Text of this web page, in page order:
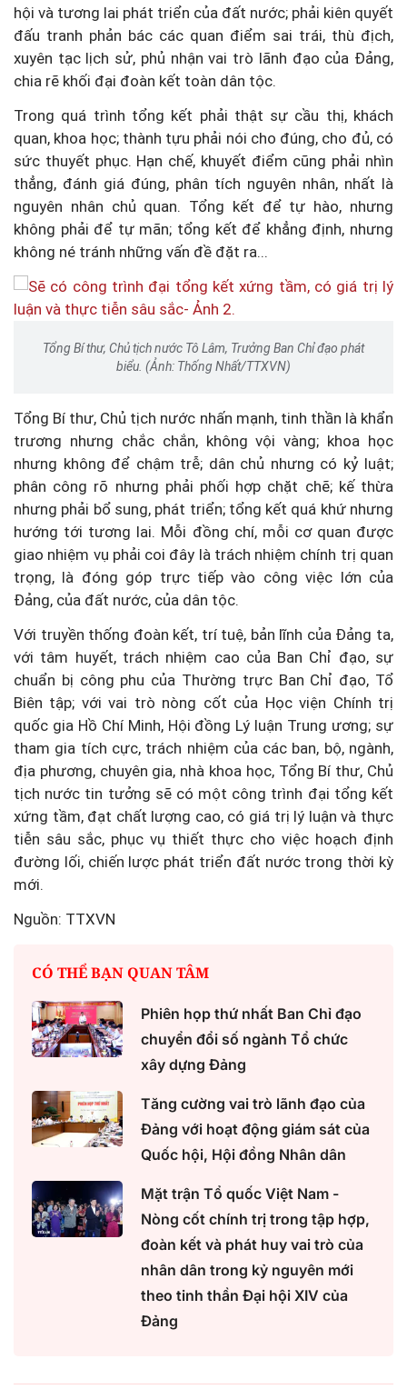
hội và tương lai phát triển của đất nước; phải kiên quyết
đấu tranh phản bác các quan điểm sai trái, thù địch,
xuyên tạc lịch sử, phủ nhận vai trò lãnh đạo của Đảng,
chia rẽ khối đại đoàn kết toàn dân tộc.
Trong quá trình tổng kết phải thật sự cầu thị, khách
quan, khoa học; thành tựu phải nói cho đúng, cho đủ, có
sức thuyết phục. Hạn chế, khuyết điểm cũng phải nhìn
thẳng, đánh giá đúng, phân tích nguyên nhân, nhất là
nguyên nhân chủ quan. Tổng kết để tự hào, nhưng
không phải để tự mãn; tổng kết để khẳng định, nhưng
không né tránh những vấn đề đặt ra...
Tổng Bí thư, Chủ tịch nước Tô Lâm, Trưởng Ban Chỉ đạo phát
biểu. (Ảnh: Thống Nhất/TTXVN)
Tổng Bí thư, Chủ tịch nước nhấn mạnh, tinh thần là khẩn
trương nhưng chắc chắn, không vội vàng; khoa học
nhưng không để chậm trễ; dân chủ nhưng có kỷ luật;
phân công rõ nhưng phải phối hợp chặt chẽ; kế thừa
nhưng phải bổ sung, phát triển; tổng kết quá khứ nhưng
hướng tới tương lai. Mỗi đồng chí, mỗi cơ quan được
giao nhiệm vụ phải coi đây là trách nhiệm chính trị quan
trọng, là đóng góp trực tiếp vào công việc lớn của
Đảng, của đất nước, của dân tộc.
Với truyền thống đoàn kết, trí tuệ, bản lĩnh của Đảng ta,
với tâm huyết, trách nhiệm cao của Ban Chỉ đạo, sự
chuẩn bị công phu của Thường trực Ban Chỉ đạo, Tổ
Biên tập; với vai trò nòng cốt của Học viện Chính trị
quốc gia Hồ Chí Minh, Hội đồng Lý luận Trung ương; sự
tham gia tích cực, trách nhiệm của các ban, bộ, ngành,
địa phương, chuyên gia, nhà khoa học, Tổng Bí thư, Chủ
tịch nước tin tưởng sẽ có một công trình đại tổng kết
xứng tầm, đạt chất lượng cao, có giá trị lý luận và thực
tiễn sâu sắc, phục vụ thiết thực cho việc hoạch định
đường lối, chiến lược phát triển đất nước trong thời kỳ
mới.
Nguồn: TTXVN
CÓ THỂ BẠN QUAN TÂM
Phiên họp thứ nhất Ban Chỉ đạo
chuyển đổi số ngành Tổ chức
xây dựng Đảng
Tăng cường vai trò lãnh đạo của
Đảng với hoạt động giám sát của
Quốc hội, Hội đồng Nhân dân
Mặt trận Tổ quốc Việt Nam -
Nòng cốt chính trị trong tập hợp,
đoàn kết và phát huy vai trò của
nhân dân trong kỷ nguyên mới
theo tinh thần Đại hội XIV của
Đảng